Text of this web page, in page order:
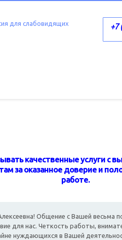
+7
для слабовидящих
качественные услуги с
за оказанное доверие и
работе.
Общение с Вашей весьма
для нас. Четкость работы,
нуждающихся в Вашей